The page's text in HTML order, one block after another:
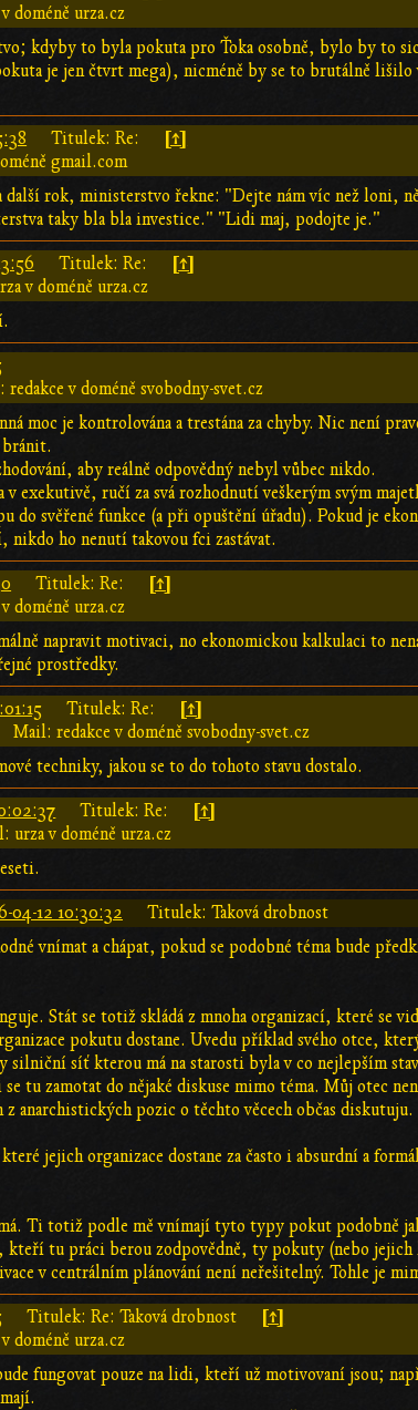
doméně urza.cz
kdyby to byla pokuta pro Ťoka osobně, bylo by to
je jen čtvrt mega), nicméně by se to brutálně
Titulek: Re: [↑]
gmail.com
další rok, ministerstvo řekne: "Dejte nám víc než loni,
taky bla bla investice." "Lidi maj, podojte je."
Titulek: Re: [↑]
v doméně urza.cz
redakce v doméně svobodny-svet.cz
moc je kontrolována a trestána za chyby. Nic není
bránit.
aby reálně odpovědný nebyl vůbec nikdo.
v exekutivě, ručí za svá rozhodnutí veškerým svým
do svěřené funkce (a při opuštění úřadu). Pokud je
ho nenutí takovou fci zastávat.
Titulek: Re: [↑]
doméně urza.cz
napravit motivaci, no ekonomickou kalkulaci to
prostředky.
Titulek: Re: [↑]
Mail: redakce v doméně svobodny-svet.cz
techniky, jakou se to do tohoto stavu dostalo.
Titulek: Re: [↑]
urza v doméně urza.cz
04-12 10:30:32
Titulek: Taková drobnost
vnímat a chápat, pokud se podobné téma bude
Stát se totiž skládá z mnoha organizací, které se
pokutu dostane. Uvedu příklad svého otce,
silniční síť kterou má na starosti byla v co nejlepším
tu zamotat do nějaké diskuse mimo téma. Můj otec
z anarchistických pozic o těchto věcech občas diskutuju.
jejich organizace dostane za často i absurdní a
Ti totiž podle mě vnímají tyto typy pokut podobně
tu práci berou zodpovědně, ty pokuty (nebo jejich
v centrálním plánování není neřešitelný. Tohle je
Titulek: Re: Taková drobnost [↑]
doméně urza.cz
fungovat pouze na lidi, kteří už motivovaní jsou;